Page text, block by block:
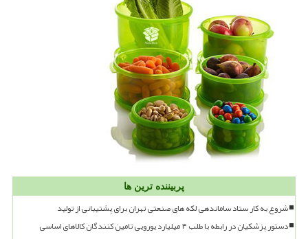
پربیننده ترین ها
شروع به کار ستاد ساماندهی لکه های صنعتی تهران برای پشتیبانی از تولید
دستور پزشکیان در رابطه با طلب ۴ میلیارد یورویی تامین کنندگان کالاهای اساسی